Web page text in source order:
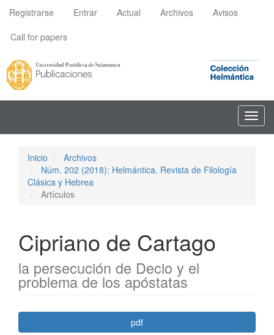
principal
principal
lateral
Registrarse Entrar Actual Archivos
Avisos
Call for papers
Inicio
Archivos
Núm. 202 (2018): Helmántica. Revista de Filología
Clásica y Hebrea
Artículos
Cipriano de Cartago
la persecución de Decio y el
problema de los apóstatas
Barra pdf